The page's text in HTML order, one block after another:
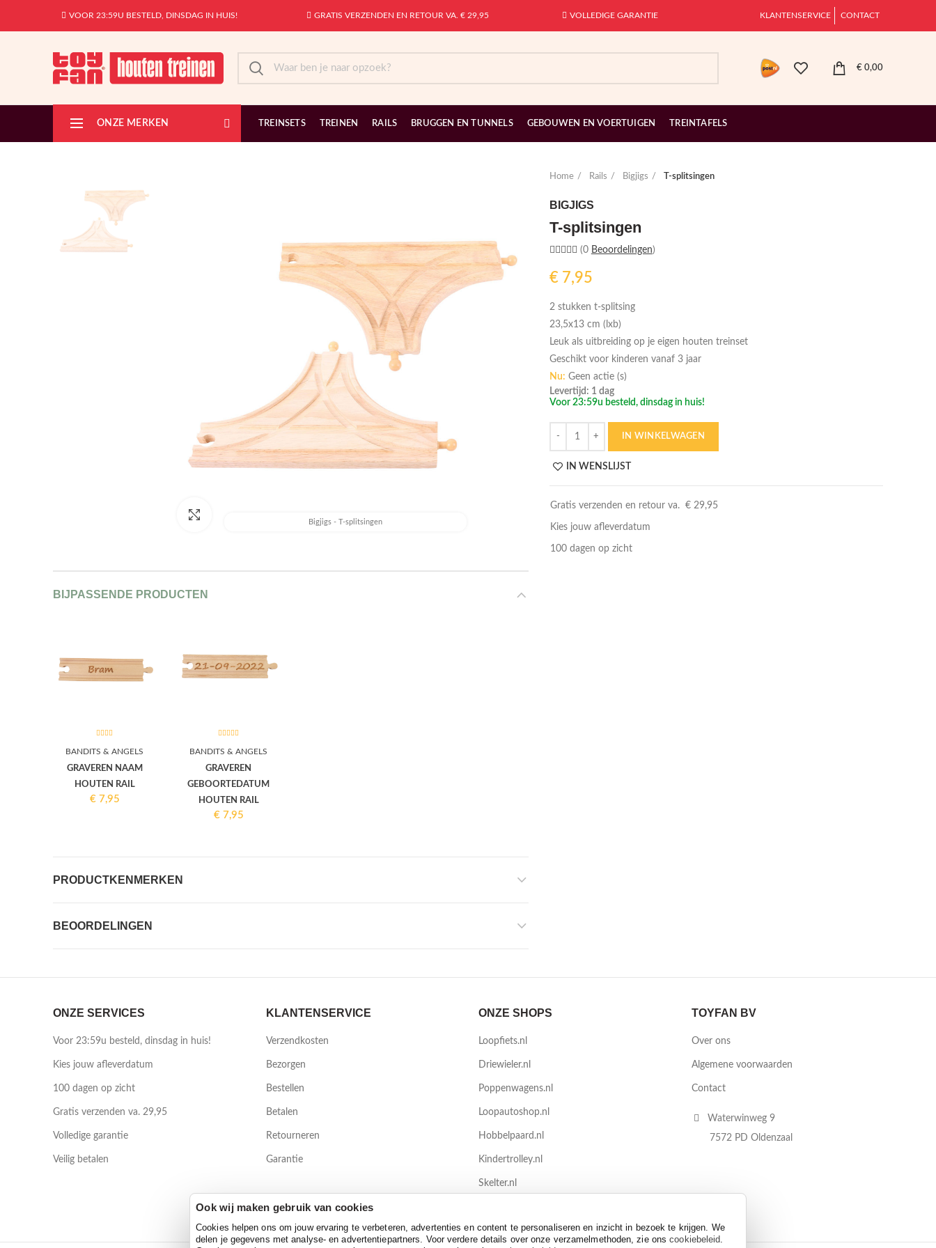
VOOR 23:59U BESTELD, DINSDAG IN HUIS! GRATIS VERZENDEN EN RETOUR VA. € 29,95 VOLLEDIGE GARANTIE KLANTENSERVICE CONTACT
€ 0,00
ONZE MERKEN TREINSETS TREINEN RAILS BRUGGEN EN TUNNELS GEBOUWEN EN VOERTUIGEN TREINTAFELS
Bigjigs - T-splitsingen
BIJPASSENDE PRODUCTEN
BANDITS & ANGELS
GRAVEREN NAAM
HOUTEN RAIL
€ 7,95
BANDITS & ANGELS
GRAVEREN
GEBOORTEDATUM
HOUTEN RAIL
€ 7,95
PRODUCTKENMERKEN
BEOORDELINGEN
Home Rails Bigjigs T-splitsingen
BIGJIGS
T-splitsingen
(0 Beoordelingen)
€ 7,95
2 stukken t-splitsing
23,5x13 cm (lxb)
Leuk als uitbreiding op je eigen houten treinset
Geschikt voor kinderen vanaf 3 jaar
Nu: Geen actie (s)
Levertijd: 1 dag
Voor 23:59u besteld, dinsdag in huis!
Hoeveelheid
IN WINKELWAGEN
IN WENSLIJST
Gratis verzenden en retour va. € 29,95
Kies jouw afleverdatum
100 dagen op zicht
ONZE SERVICES
Voor 23:59u besteld, dinsdag in huis!
Kies jouw afleverdatum
100 dagen op zicht
Gratis verzenden va. 29,95
Volledige garantie
Veilig betalen
KLANTENSERVICE
Verzendkosten
Bezorgen
Bestellen
Betalen
Retourneren
Garantie
ONZE SHOPS
Loopfiets.nl
Driewieler.nl
Poppenwagens.nl
Loopautoshop.nl
Hobbelpaard.nl
Kindertrolley.nl
Skelter.nl
TOYFAN BV
Over ons
Algemene voorwaarden
Contact
Waterwinweg 9
7572 PD Oldenzaal
Ook wij maken gebruik van cookies
Cookies helpen ons om jouw ervaring te verbeteren, advertenties en content te personaliseren en inzicht in bezoek te krijgen. We
delen je gegevens met analyse- en advertentiepartners. Voor verdere details over onze verzamelmethoden, zie onscookiebeleid